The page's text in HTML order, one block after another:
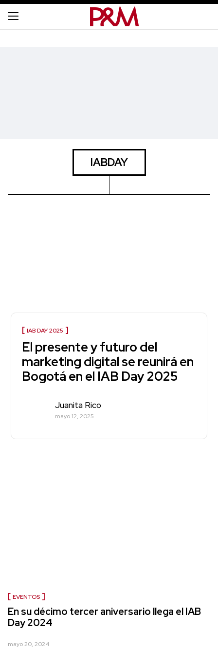
IABDAY
IAB DAY 2025
El presente y futuro del
marketing digital se reunirá en
Bogotá en el IAB Day 2025
Juanita Rico
mayo 12, 2025
EVENTOS
En su décimo tercer aniversario llega el IAB
Day 2024
mayo 20, 2024